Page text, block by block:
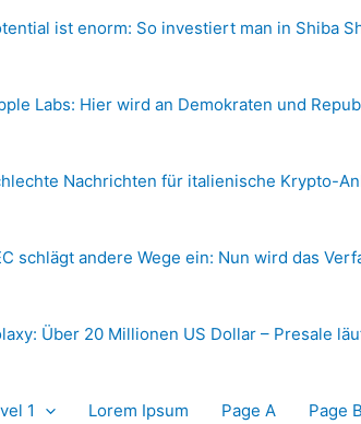
ist enorm: So investiert man in Shiba
Labs: Hier wird an Demokraten und
Nachrichten für italienische Krypto-
schlägt andere Wege ein: Nun wird das
Über 20 Millionen US Dollar – Presale
1 Lorem Ipsum Page A Page B